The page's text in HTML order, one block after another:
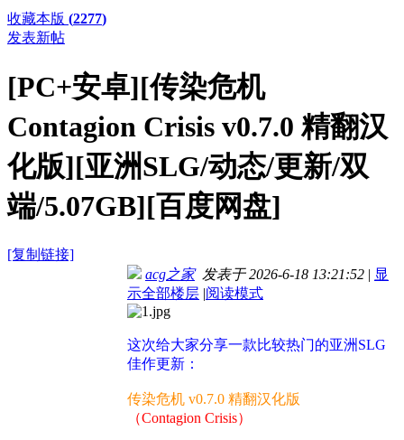
收藏本版 (2277)
发表新帖
[PC+安卓][传染危机
Contagion Crisis v0.7.0 精翻汉
化版][亚洲SLG/动态/更新/双
端/5.07GB][百度网盘]
[复制链接]
acg之家发表于 2026-6-18 13:21:52 | 显
示全部楼层 |阅读模式
这次给大家分享一款比较热门的亚洲SLG
佳作更新：
传染危机 v0.7.0 精翻汉化版
（Contagion Crisis）